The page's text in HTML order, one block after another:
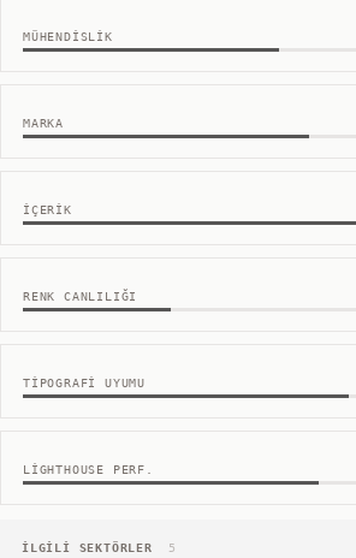
MÜHENDISLIK
MARKA
İÇERIK
RENK CANLILIĞI
TIPOGRAFI UYUMU
LIGHTHOUSE PERF.
İLGILI SEKTÖRLER 5